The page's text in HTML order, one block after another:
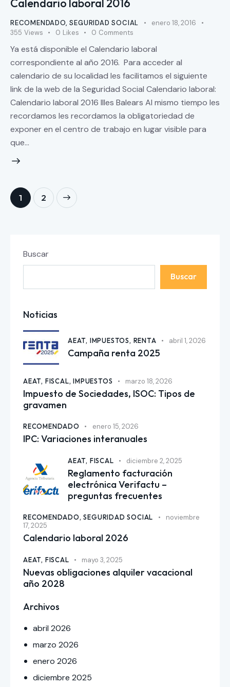
Calendario laboral 2016
RECOMENDADO,SEGURIDAD SOCIAL
enero 18, 2016
355 Views 0 Likes 0 Comments
Ya está disponible el Calendario laboral
correspondiente al año 2016. Para acceder al
calendario de su localidad les facilitamos el siguiente
link de la web de la Seguridad Social Calendario laboral:
Calendario laboral 2016 Illes Balears Al mismo tiempo les
recordamos les recordamos la obligatoriedad de
exponer en el centro de trabajo en lugar visible para
que…
1 2
Buscar
Buscar
Noticias
AEAT, IMPUESTOS, RENTA abril 1, 2026
Campaña renta 2025
AEAT, FISCAL,IMPUESTOS marzo 18, 2026
Impuesto de Sociedades, ISOC: Tipos de
gravamen
RECOMENDADO enero 15, 2026
IPC: Variaciones interanuales
AEAT, FISCAL diciembre 2, 2025
Reglamento facturación
electrónica Verifactu –
preguntas frecuentes
RECOMENDADO,SEGURIDAD SOCIAL
noviembre
17, 2025
Calendario laboral 2026
AEAT, FISCAL mayo 3, 2025
Nuevas obligaciones alquiler vacacional
año 2028
Archivos
abril2026
marzo2026
enero2026
diciembre2025